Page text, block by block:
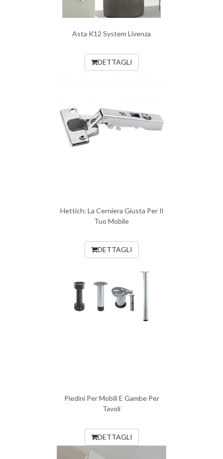
Asta K12 System Livenza
DETTAGLI
Hettich: La Cerniera Giusta Per Il
Tuo Mobile
DETTAGLI
Piedini Per Mobili E Gambe Per
Tavoli
DETTAGLI